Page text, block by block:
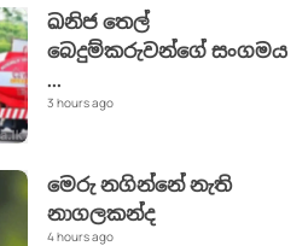
ඛනිජ තෙල්
බෙදුම්කරුවන්ගේ සංගමය
...
3 hours ago
මෙරු නගින්නේ නැති
නාගලකන්ද
4 hours ago